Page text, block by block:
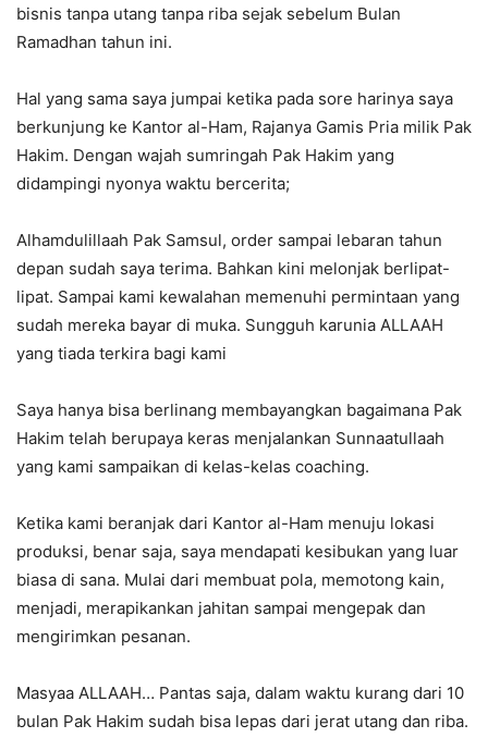
bisnis tanpa utang tanpa riba sejak sebelum Bulan
Ramadhan tahun ini.
Hal yang sama saya jumpai ketika pada sore harinya saya
berkunjung ke Kantor al-Ham, Rajanya Gamis Pria milik Pak
Hakim. Dengan wajah sumringah Pak Hakim yang
didampingi nyonya waktu bercerita;
Alhamdulillaah Pak Samsul, order sampai lebaran tahun
depan sudah saya terima. Bahkan kini melonjak berlipat-
lipat. Sampai kami kewalahan memenuhi permintaan yang
sudah mereka bayar di muka. Sungguh karunia ALLAAH
yang tiada terkira bagi kami
Saya hanya bisa berlinang membayangkan bagaimana Pak
Hakim telah berupaya keras menjalankan Sunnaatullaah
yang kami sampaikan di kelas-kelas coaching.
Ketika kami beranjak dari Kantor al-Ham menuju lokasi
produksi, benar saja, saya mendapati kesibukan yang luar
biasa di sana. Mulai dari membuat pola, memotong kain,
menjadi, merapikankan jahitan sampai mengepak dan
mengirimkan pesanan.
Masyaa ALLAAH… Pantas saja, dalam waktu kurang dari 10
bulan Pak Hakim sudah bisa lepas dari jerat utang dan riba.